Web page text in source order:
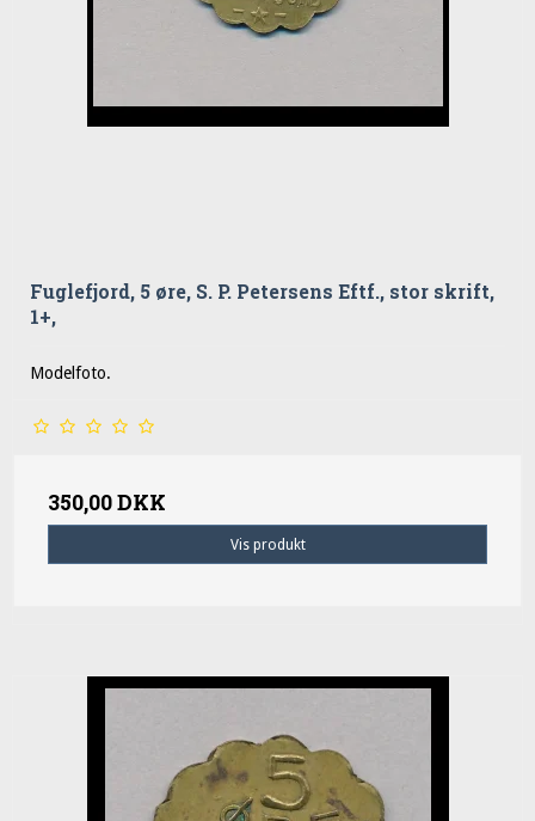
Fuglefjord, 5 øre, S. P. Petersens Eftf., stor skrift,
1+,
Modelfoto.
350,00 DKK
Vis produkt